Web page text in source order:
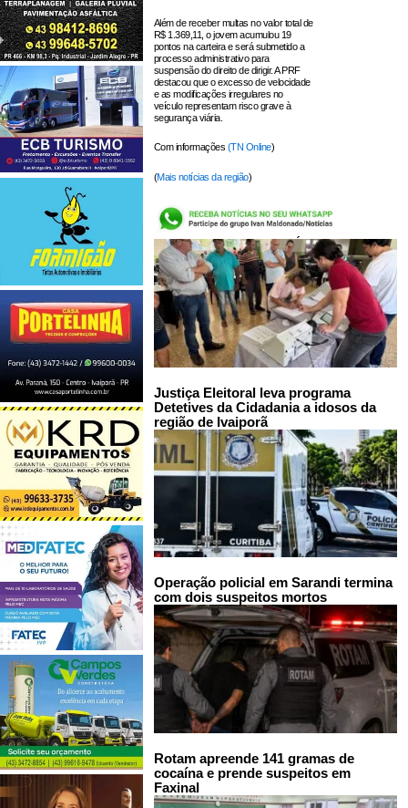
Além de receber multas no valor total de
R$ 1.369,11, o jovem acumulou 19
pontos na carteira e será submetido a
processo administrativo para
suspensão do direito de dirigir. A PRF
destacou que o excesso de velocidade
e as modificações irregulares no
veículo representam risco grave à
segurança viária.
Com informações (TN Online)
(Mais notícias da região)
LEIA TAMBÉM:
Justiça Eleitoral leva programa
Detetives da Cidadania a idosos da
região de Ivaiporã
Operação policial em Sarandi termina
com dois suspeitos mortos
Rotam apreende 141 gramas de
cocaína e prende suspeitos em
Faxinal